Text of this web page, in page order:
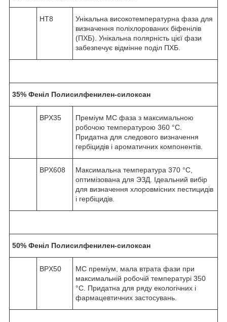
HT8
Унікальна високотемпературна фаза для
визначення поліхлорованих біфенілів
(ПХБ). Унікальна полярність цієї фази
забезпечує відмінне поділ ПХБ.
35% Феніл Полисилфенилен-силоксан
BPX35
Преміум МС фаза з максимальною
робочою температурою 360 °С.
Придатна для следового визначення
гербіцидів і ароматичних компонентів.
BPX608
Максимальна температура 370 °С,
оптимізована для ЭЗД. Ідеальний вибір
для визначення хлоровмісних пестицидів
і гербіцидів.
50% Феніл Полисилфенилен-силоксан
BPX50
МС преміум, мала втрата фази при
максимальній робочій температурі 350
°С. Придатна для ряду екологічних і
фармацевтичних застосувань.